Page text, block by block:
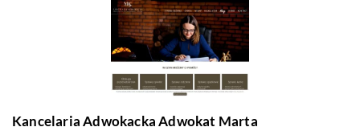
Kancelaria Adwokacka Adwokat Marta